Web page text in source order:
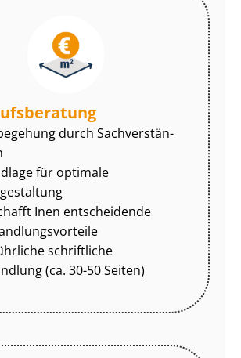
durch Sach­ver­stän­
für optimale
Inen entscheidende
schriftliche
(ca. 30-50 Seiten)